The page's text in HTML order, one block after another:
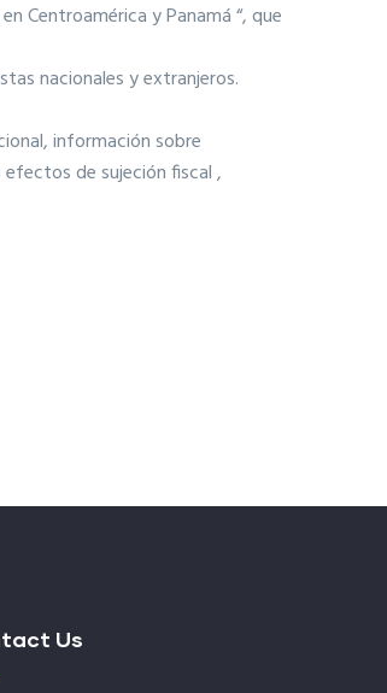
Centroamérica y Panamá “, que
nacionales y extranjeros.
información sobre
de sujeción fiscal ,
Us